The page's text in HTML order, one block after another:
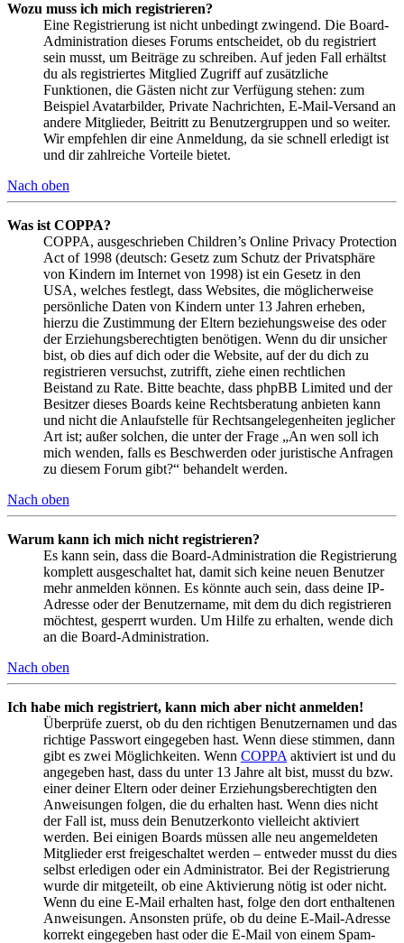
Wozu muss ich mich registrieren?
Eine Registrierung ist nicht unbedingt zwingend. Die Board-
Administration dieses Forums entscheidet, ob du registriert
sein musst, um Beiträge zu schreiben. Auf jeden Fall erhältst
du als registriertes Mitglied Zugriff auf zusätzliche
Funktionen, die Gästen nicht zur Verfügung stehen: zum
Beispiel Avatarbilder, Private Nachrichten, E-Mail-Versand an
andere Mitglieder, Beitritt zu Benutzergruppen und so weiter.
Wir empfehlen dir eine Anmeldung, da sie schnell erledigt ist
und dir zahlreiche Vorteile bietet.
Nach oben
Was ist COPPA?
COPPA, ausgeschrieben Children’s Online Privacy Protection
Act of 1998 (deutsch: Gesetz zum Schutz der Privatsphäre
von Kindern im Internet von 1998) ist ein Gesetz in den
USA, welches festlegt, dass Websites, die möglicherweise
persönliche Daten von Kindern unter 13 Jahren erheben,
hierzu die Zustimmung der Eltern beziehungsweise des oder
der Erziehungsberechtigten benötigen. Wenn du dir unsicher
bist, ob dies auf dich oder die Website, auf der du dich zu
registrieren versuchst, zutrifft, ziehe einen rechtlichen
Beistand zu Rate. Bitte beachte, dass phpBB Limited und der
Besitzer dieses Boards keine Rechtsberatung anbieten kann
und nicht die Anlaufstelle für Rechtsangelegenheiten jeglicher
Art ist; außer solchen, die unter der Frage „An wen soll ich
mich wenden, falls es Beschwerden oder juristische Anfragen
zu diesem Forum gibt?“ behandelt werden.
Nach oben
Warum kann ich mich nicht registrieren?
Es kann sein, dass die Board-Administration die Registrierung
komplett ausgeschaltet hat, damit sich keine neuen Benutzer
mehr anmelden können. Es könnte auch sein, dass deine IP-
Adresse oder der Benutzername, mit dem du dich registrieren
möchtest, gesperrt wurden. Um Hilfe zu erhalten, wende dich
an die Board-Administration.
Nach oben
Ich habe mich registriert, kann mich aber nicht anmelden!
Überprüfe zuerst, ob du den richtigen Benutzernamen und das
richtige Passwort eingegeben hast. Wenn diese stimmen, dann
gibt es zwei Möglichkeiten. Wenn COPPA aktiviert ist und du
angegeben hast, dass du unter 13 Jahre alt bist, musst du bzw.
einer deiner Eltern oder deiner Erziehungsberechtigten den
Anweisungen folgen, die du erhalten hast. Wenn dies nicht
der Fall ist, muss dein Benutzerkonto vielleicht aktiviert
werden. Bei einigen Boards müssen alle neu angemeldeten
Mitglieder erst freigeschaltet werden – entweder musst du dies
selbst erledigen oder ein Administrator. Bei der Registrierung
wurde dir mitgeteilt, ob eine Aktivierung nötig ist oder nicht.
Wenn du eine E-Mail erhalten hast, folge den dort enthaltenen
Anweisungen. Ansonsten prüfe, ob du deine E-Mail-Adresse
korrekt eingegeben hast oder die E-Mail von einem Spam-